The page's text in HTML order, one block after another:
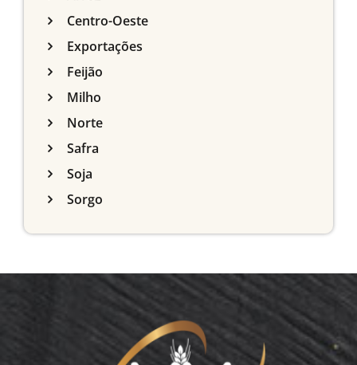
Centro-Oeste
Exportações
Feijão
Milho
Norte
Safra
Soja
Sorgo